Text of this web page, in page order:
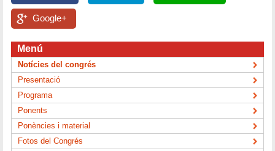
Google+
Menú
Notícies del congrés
Presentació
Programa
Ponents
Ponències i material
Fotos del Congrés